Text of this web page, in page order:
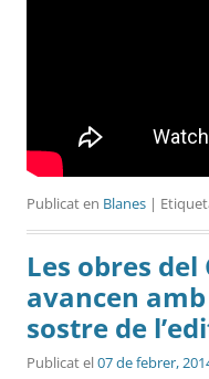
Publicat en Blanes |
Les obres del
avancen amb
sostre de
Publicat el07 de febrer,